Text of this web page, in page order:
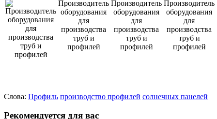
Слова: Профиль производство профилей солнечных панелей
Рекомендуется для вас